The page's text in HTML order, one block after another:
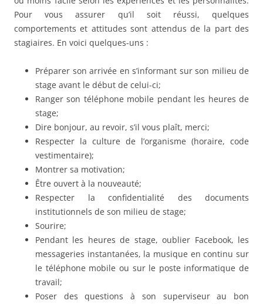
Pour vous assurer qu’il soit réussi, quelques
comportements et attitudes sont attendus de la part des
stagiaires. En voici quelques-uns :
Préparer son arrivée en s’informant sur son milieu de
stage avant le début de celui-ci;
Ranger son téléphone mobile pendant les heures de
stage;
Dire bonjour, au revoir, s’il vous plaît, merci;
Respecter la culture de l’organisme (horaire, code
vestimentaire);
Montrer sa motivation;
Être ouvert à la nouveauté;
Respecter la confidentialité des documents
institutionnels de son milieu de stage;
Sourire;
Pendant les heures de stage, oublier Facebook, les
messageries instantanées, la musique en continu sur
le téléphone mobile ou sur le poste informatique de
travail;
Poser des questions à son superviseur au bon